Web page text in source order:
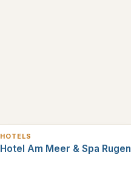
HOTELS
Hotel Am Meer & Spa Rugen